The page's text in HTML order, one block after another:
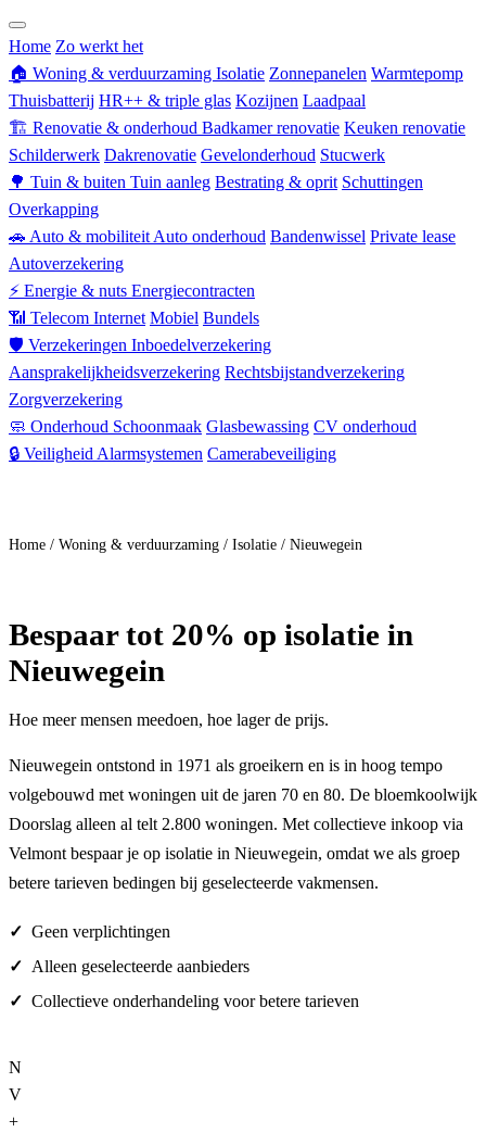
Home Zo werkt het
🏠 Woning & verduurzaming Isolatie Zonnepanelen Warmtepomp
Thuisbatterij HR++ & triple glas Kozijnen Laadpaal
🏗 Renovatie & onderhoud Badkamer renovatie Keuken renovatie
Schilderwerk Dakrenovatie Gevelonderhoud Stucwerk
🌳 Tuin & buiten Tuin aanleg Bestrating & oprit Schuttingen
Overkapping
🚗 Auto & mobiliteit Auto onderhoud Bandenwissel Private lease
Autoverzekering
⚡ Energie & nuts Energiecontracten
📶 Telecom Internet Mobiel Bundels
🛡 Verzekeringen Inboedelverzekering
Aansprakelijkheidsverzekering Rechtsbijstandverzekering
Zorgverzekering
🧼 Onderhoud Schoonmaak Glasbewassing CV onderhoud
🔒 Veiligheid Alarmsystemen Camerabeveiliging
Home / Woning & verduurzaming / Isolatie / Nieuwegein
Bespaartot 20% op isolatie in
Nieuwegein
Hoe meer mensen meedoen, hoe lager de prijs.
Nieuwegein ontstond in 1971 als groeikern en is in hoog tempo
volgebouwd met woningen uit de jaren 70 en 80. De bloemkoolwijk
Doorslag alleen al telt 2.800 woningen. Met collectieve inkoop via
Velmont bespaar je op isolatie in Nieuwegein, omdat we als groep
betere tarieven bedingen bij geselecteerde vakmensen.
Geen verplichtingen
Alleen geselecteerde aanbieders
Collectieve onderhandeling voor betere tarieven
N
V
+